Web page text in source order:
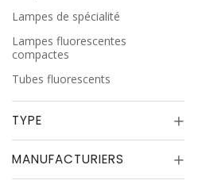
Lampes de spécialité
Lampes fluorescentes
compactes
Tubes fluorescents
TYPE
MANUFACTURIERS